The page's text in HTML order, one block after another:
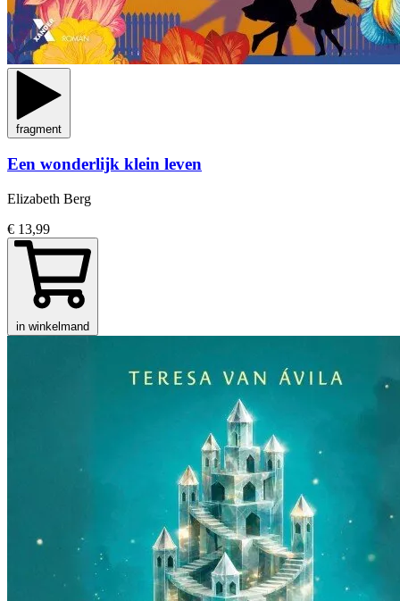
fragment
Een wonderlijk klein leven
Elizabeth Berg
€ 13,99
in winkelmand